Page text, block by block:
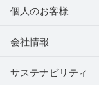
個人のお客様
会社情報
サステナビリティ